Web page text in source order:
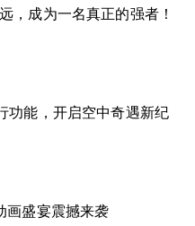
，成为一名真正的强者！
功能，开启空中奇遇新纪
画盛宴震撼来袭